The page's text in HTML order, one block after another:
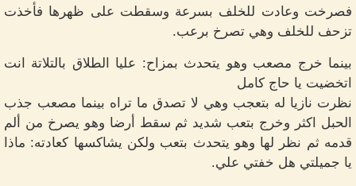
فصرخت وعادت للخلف بسرعة وسقطت على ظهرها فأخذت
تزحف للخلف وهي تصرخ برعب.
بينما خرج مصعب وهو يتحدث بمزاح: عليا الطلاق بالتلاتة انت
اتخضيت يا حاج كامل
نظرت نازيا له بتعجب وهي لا تصدق ما تراه بينما مصعب جذب
الحبل اكثر وخرج بتعب شديد ثم سقط أرضا وهو يصرخ من ألم
قدمه ثم نظر لها وهو يتحدث بتعب ولكن يشاكسها كعادته: ماذا
يا جميلتي هل خفتي علي.